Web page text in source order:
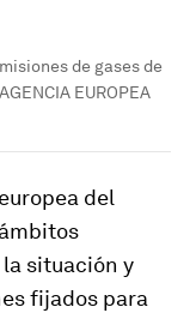
de gases de
EUROPEA
del
situación y
fijados para